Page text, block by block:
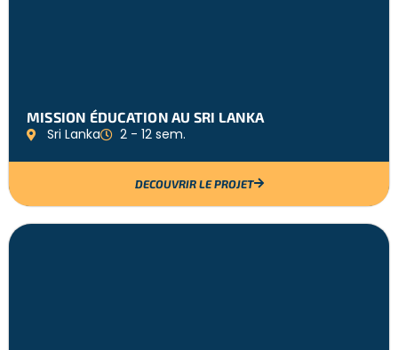
MISSION ÉDUCATION AU SRI LANKA
Sri Lanka 2 - 12 sem.
DECOUVRIR LE PROJET